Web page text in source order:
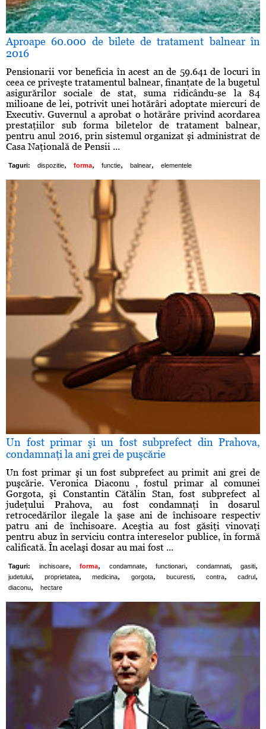
Aproape 60.000 de bilete de tratament balnear în
2016
Pensionarii vor beneficia în acest an de 59.641 de locuri în
ceea ce priveşte tratamentul balnear, finanţate de la bugetul
asigurărilor sociale de stat, suma ridicându-se la 84
milioane de lei, potrivit unei hotărâri adoptate miercuri de
Executiv. Guvernul a aprobat o hotărâre privind acordarea
prestaţiilor sub forma biletelor de tratament balnear,
pentru anul 2016, prin sistemul organizat şi administrat de
Casa Naţională de Pensii ...
Taguri: dispozitie, forma, functie, balnear, elementele
Un fost primar şi un fost subprefect din Prahova,
condamnaţi la ani grei de puşcărie
Un fost primar şi un fost subprefect au primit ani grei de
puşcărie. Veronica Diaconu , fostul primar al comunei
Gorgota, şi Constantin Cătălin Stan, fost subprefect al
judeţului Prahova, au fost condamnaţi în dosarul
retrocedărilor ilegale la şase ani de închisoare respectiv
patru ani de închisoare. Aceştia au fost găsiţi vinovaţi
pentru abuz în serviciu contra intereselor publice, în formă
calificată. În acelaşi dosar au mai fost ...
Taguri: inchisoare, forma, condamnate, functionari, condamnati, gasiti,
judetului, proprietatea, medicina, gorgota, bucuresti, contra, cadrul ,
diaconu, hectare